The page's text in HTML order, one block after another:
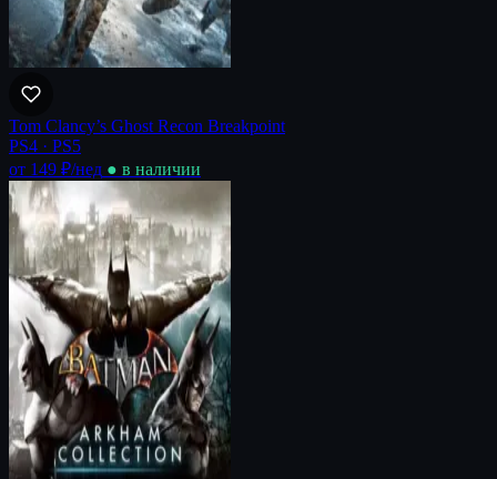
Tom Clancy’s Ghost Recon Breakpoint
PS4 · PS5
от 149 ₽/нед ● в наличии